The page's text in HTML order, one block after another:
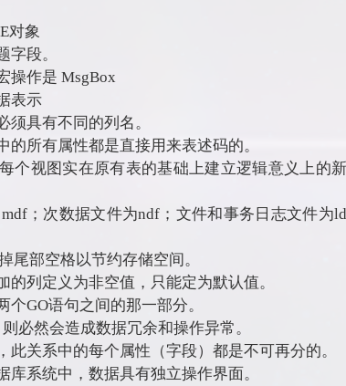
对象
段。
操作是 MsgBox
表示
具有不同的列名。
所有属性都是直接用来表述码的。
个视图实在原有表的基础上建立逻辑意义上的新
；次数据文件为ndf；文件和事务日志文件为ld
尾部空格以节约存储空间。
列定义为非空值，只能定为默认值。
GO语句之间的那一部分。
必然会造成数据冗余和操作异常。
关系中的每个属性（字段）都是不可再分的。
系统中，数据具有独立操作界面。